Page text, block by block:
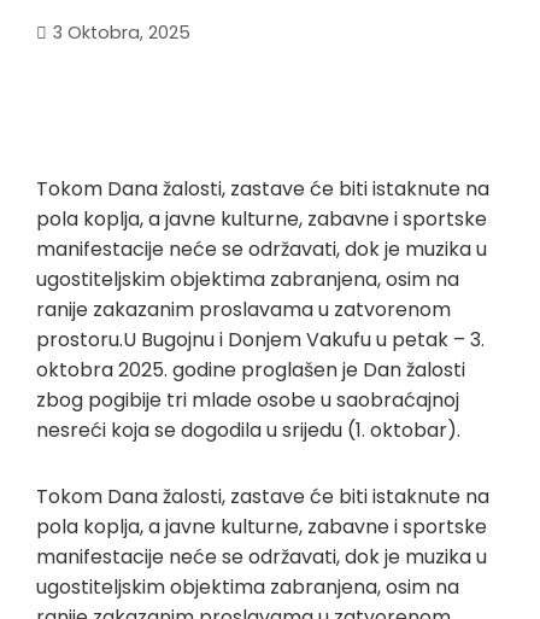
3 Oktobra, 2025
Tokom Dana žalosti, zastave će biti istaknute na
pola koplja, a javne kulturne, zabavne i sportske
manifestacije neće se održavati, dok je muzika u
ugostiteljskim objektima zabranjena, osim na
ranije zakazanim proslavama u zatvorenom
prostoru.U Bugojnu i Donjem Vakufu u petak – 3.
oktobra 2025. godine proglašen je Dan žalosti
zbog pogibije tri mlade osobe u saobraćajnoj
nesreći koja se dogodila u srijedu (1. oktobar).
Tokom Dana žalosti, zastave će biti istaknute na
pola koplja, a javne kulturne, zabavne i sportske
manifestacije neće se održavati, dok je muzika u
ugostiteljskim objektima zabranjena, osim na